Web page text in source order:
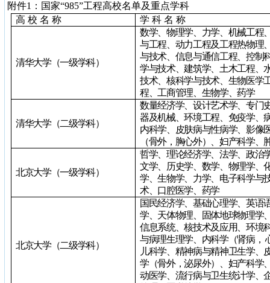
附件1 ：国家“985”工程高校名单及重点学科
高 校 名 称
学 科 名 称
清华大学（一级学科）
数学、物理学、力学、机械工程
与工程、动力工程及工程热物理
与技术、信息与通信工程、控制
学与技术、建筑学、土木工程、
技术、核科学与技术、生物医学
程、工商管理、生物学、药学
清华大学（二级学科）
数量经济学、设计艺术学、专门
器及机械、环境工程、免疫学、
内科学、皮肤病与性病学、影像
（骨外，胸心外）、妇产科学、
北京大学（一级学科）
哲学、理论经济学、法学、政治
文学、历史学、数学、物理学、
学、生物学、力学、电子科学与
术、口腔医学、药学
北京大学（二级学科）
国民经济学、基础心理学、英语
学、天体物理、固体地球物理学
信息系统、核技术及应用、环境
与病理生理学、内科学（肾病，
儿科学、精神病与精神卫生学、
学（骨外，泌尿外）、妇产科学
动医学、流行病与卫生统计学、